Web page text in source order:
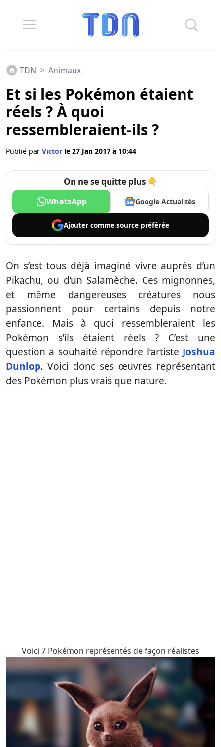
TDN > Animaux
Et si les Pokémon étaient
réels ? À quoi
ressembleraient-ils ?
Publié par Victor le 27 Jan 2017 à 10:44
On ne se quitte plus 👇
WhatsApp Google Actualités
Ajouter comme source préférée
On s’est tous déjà imaginé vivre auprès d’un
Pikachu, ou d’un Salamèche. Ces mignonnes,
et même dangereuses créatures nous
passionnent pour certains depuis notre
enfance. Mais à quoi ressembleraient les
Pokémon s’ils étaient réels ? C’est une
question a souhaité répondre l’artiste Joshua
Dunlop. Voici donc ses œuvres représentant
des Pokémon plus vrais que nature.
Voici 7 Pokémon représentés de façon réalistes